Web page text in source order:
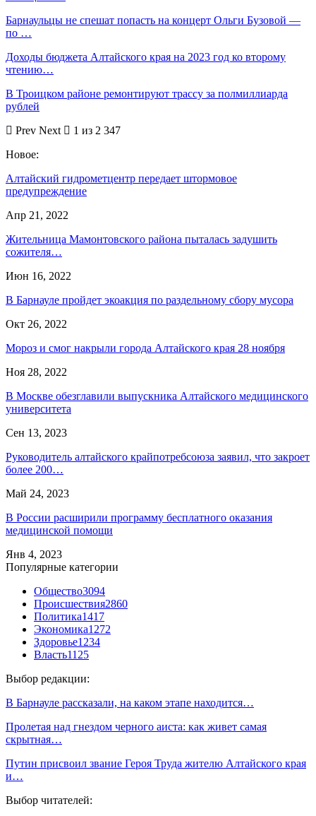
Барнаульцы не спешат попасть на концерт Ольги Бузовой —
по …
Доходы бюджета Алтайского края на 2023 год ко второму
чтению…
В Троицком районе ремонтируют трассу за полмиллиарда
рублей
Prev Next
1 из 2 347
Новое:
Алтайский гидрометцентр передает штормовое
предупреждение
Апр 21, 2022
Жительница Мамонтовского района пыталась задушить
сожителя…
Июн 16, 2022
В Барнауле пройдет экоакция по раздельному сбору мусора
Окт 26, 2022
Мороз и смог накрыли города Алтайского края 28 ноября
Ноя 28, 2022
В Москве обезглавили выпускника Алтайского медицинского
университета
Сен 13, 2023
Руководитель алтайского крайпотребсоюза заявил, что закроет
более 200…
Май 24, 2023
В России расширили программу бесплатного оказания
медицинской помощи
Янв 4, 2023
Популярные категории
Общество3094
Происшествия2860
Политика1417
Экономика1272
Здоровье1234
Власть1125
Выбор редакции:
В Барнауле рассказали, на каком этапе находится…
Пролетая над гнездом черного аиста: как живет самая
скрытная…
Путин присвоил звание Героя Труда жителю Алтайского края
и…
Выбор читателей: